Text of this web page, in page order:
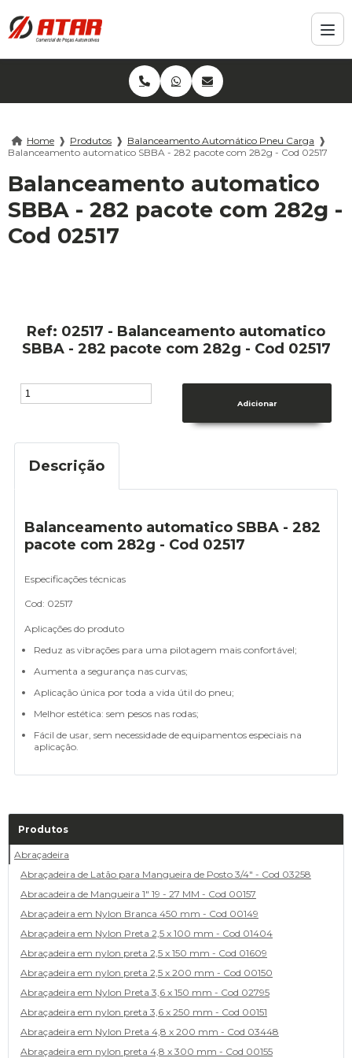
Home ❱ Produtos ❱ Balanceamento Automático Pneu Carga ❱
Balanceamento automatico SBBA - 282 pacote com 282g - Cod 02517
Balanceamento automatico
SBBA - 282 pacote com 282g -
Cod 02517
Ref: 02517 - Balanceamento automatico
SBBA - 282 pacote com 282g - Cod 02517
Descrição
Balanceamento automatico SBBA - 282
pacote com 282g - Cod 02517
Especificações técnicas
Cod: 02517
Aplicações do produto
Reduz as vibrações para uma pilotagem mais confortável;
Aumenta a segurança nas curvas;
Aplicação única por toda a vida útil do pneu;
Melhor estética: sem pesos nas rodas;
Fácil de usar, sem necessidade de equipamentos especiais na
aplicação.
Produtos
Abraçadeira
Abraçadeira de Latão para Mangueira de Posto 3/4" - Cod 03258
Abracadeira de Mangueira 1" 19 - 27 MM - Cod 00157
Abraçadeira em Nylon Branca 450 mm - Cod 00149
Abraçadeira em Nylon Preta 2,5 x 100 mm - Cod 01404
Abraçadeira em nylon preta 2,5 x 150 mm - Cod 01609
Abraçadeira em nylon preta 2,5 x 200 mm - Cod 00150
Abraçadeira em Nylon Preta 3,6 x 150 mm - Cod 02795
Abraçadeira em nylon preta 3,6 x 250 mm - Cod 00151
Abraçadeira em Nylon Preta 4,8 x 200 mm - Cod 03448
Abraçadeira em nylon preta 4,8 x 300 mm - Cod 00155